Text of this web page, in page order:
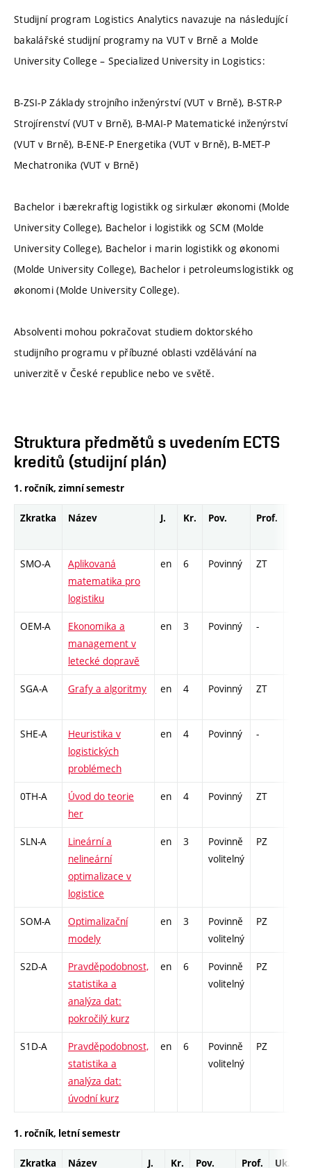
Studijní program Logistics Analytics navazuje na následující
bakalářské studijní programy na VUT v Brně a Molde
University College – Specialized University in Logistics:
B-ZSI-P Základy strojního inženýrství (VUT v Brně), B-STR-P
Strojírenství (VUT v Brně), B-MAI-P Matematické inženýrství
(VUT v Brně), B-ENE-P Energetika (VUT v Brně), B-MET-P
Mechatronika (VUT v Brně)
Bachelor i bærekraftig logistikk og sirkulær økonomi (Molde
University College), Bachelor i logistikk og SCM (Molde
University College), Bachelor i marin logistikk og økonomi
(Molde University College), Bachelor i petroleumslogistikk og
økonomi (Molde University College).
Absolventi mohou pokračovat studiem doktorského
studijního programu v příbuzné oblasti vzdělávání na
univerzitě v České republice nebo ve světě.
Struktura předmětů s uvedením ECTS
kreditů (studijní plán)
1. ročník, zimní semestr
Zkratka Název J. Kr. Pov. Prof.
SMO-A
Aplikovaná
matematika pro
logistiku
en 6 Povinný ZT
OEM-A
Ekonomika a
management v
letecké dopravě
en 3 Povinný -
SGA-A Grafy a algoritmy en 4 Povinný ZT
SHE-A
Heuristika v
logistických
problémech
en 4 Povinný -
0TH-A
Úvod do teorie
her
en 4 Povinný ZT
SLN-A
Lineární a
nelineární
optimalizace v
logistice
en 3
Povinně
volitelný
PZ
SOM-A
Optimalizační
modely
en 3
Povinně
volitelný
PZ
S2D-A
Pravděpodobnost,
statistika a
analýza dat:
pokročilý kurz
en 6
Povinně
volitelný
PZ
S1D-A
Pravděpodobnost,
statistika a
analýza dat:
úvodní kurz
en 6
Povinně
volitelný
PZ
1. ročník, letní semestr
Zkratka Název J. Kr. Pov. Prof. Uk.